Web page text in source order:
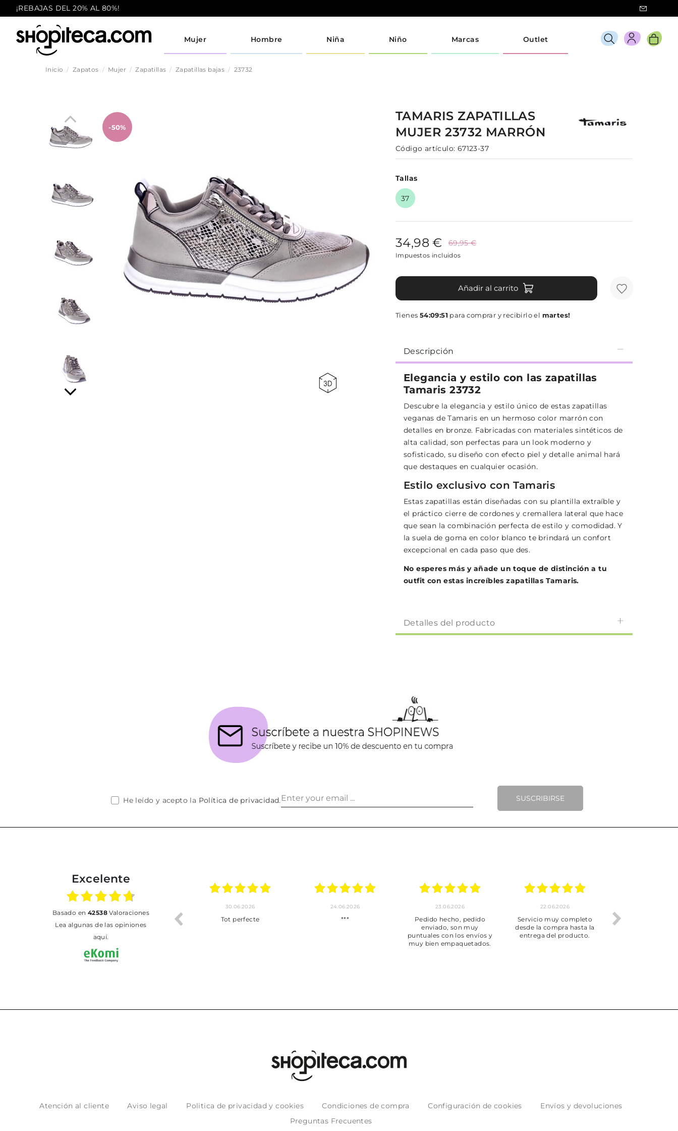
¡REBAJAS DEL 20% AL 80%!
Mujer Hombre Niña Niño Marcas Outlet
Inicio Zapatos Mujer Zapatillas Zapatillas bajas 23732
-50%
TAMARIS ZAPATILLAS
MUJER23732 MARRÓN
Código artículo: 67123-37
Tallas
37
34,98 € 69,95 €
Impuestos incluidos
Añadir al carrito
Tienes 54:09:51 para comprar y recibirlo el martes!
Descripción
Elegancia y estilo con las zapatillas
Tamaris 23732
Descubre la elegancia y estilo único de estas zapatillas
veganas de Tamaris en un hermoso color marrón con
detalles en bronze. Fabricadas con materiales sintéticos de
alta calidad, son perfectas para un look moderno y
sofisticado, su diseño con efecto piel y detalle animal hará
que destaques en cualquier ocasión.
Estilo exclusivo con Tamaris
Estas zapatillas están diseñadas con su plantilla extraíble y
el práctico cierre de cordones y cremallera lateral que hace
que sean la combinación perfecta de estilo y comodidad. Y
la suela de goma en color blanco te brindará un confort
excepcional en cada paso que des.
No esperes más y añade un toque de distinción a tu
outfit con estas increíbles zapatillas Tamaris.
Detalles del producto
SUSCRIBIRSE
He leído y acepto la Política de privacidad.
Excelente
basado en 42538Valoraciones
Lea algunas de las opiniones
aquí.
30.06.2026
Tot perfecte
24.06.2026
***
23.06.2026
Pedido hecho, pedido
enviado, son muy
puntuales con los envíos y
muy bien empaquetados.
22.06.2026
Servicio muy completo
desde la compra hasta la
entrega del producto.
Atención al cliente Aviso legal Politica de privacidad y cookies Condiciones de compra Configuración de cookies
Envíos y devoluciones
Preguntas Frecuentes